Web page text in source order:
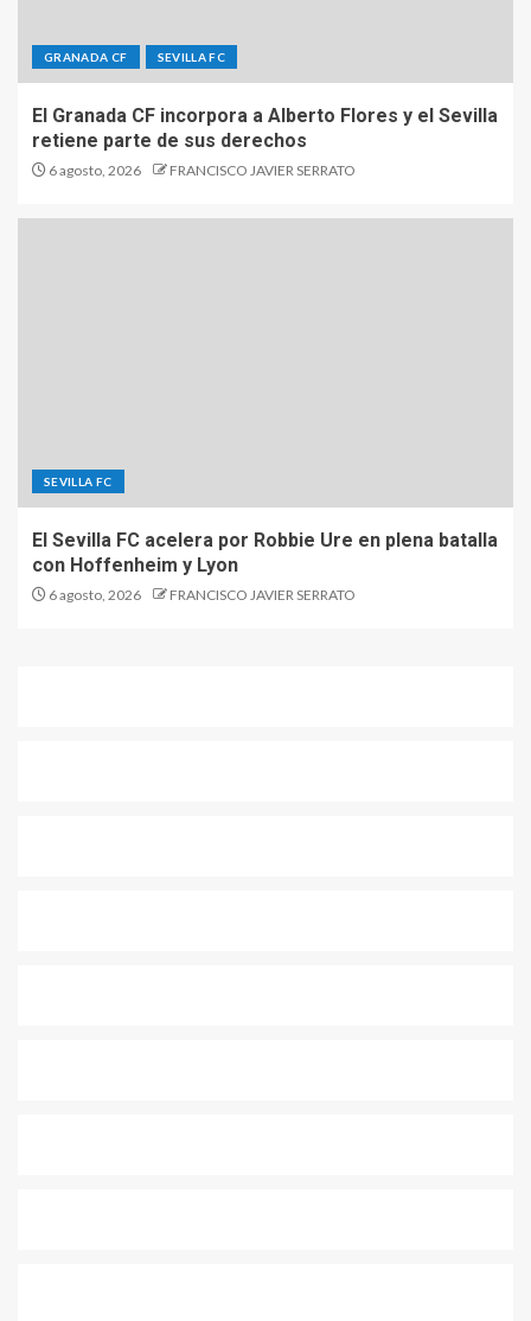
GRANADA CF SEVILLA FC
El Granada CF incorpora a Alberto Flores y el Sevilla
retiene parte de sus derechos
6 agosto, 2026 FRANCISCO JAVIER SERRATO
SEVILLA FC
El Sevilla FC acelera por Robbie Ure en plena batalla
con Hoffenheim y Lyon
6 agosto, 2026 FRANCISCO JAVIER SERRATO